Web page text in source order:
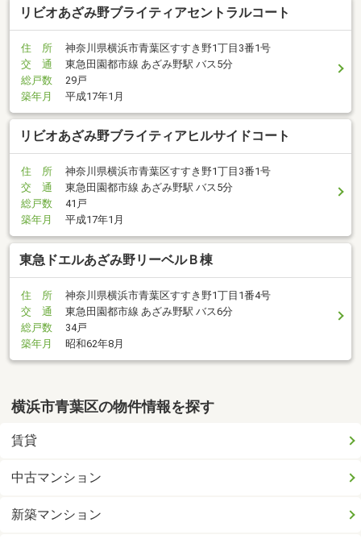
リビオあざみ野ブライティアセントラルコート
住 所
神奈川県横浜市青葉区すすき野1丁目3番1号
交 通
東急田園都市線 あざみ野駅 バス5分
総戸数
29戸
築年月
平成17年1月
リビオあざみ野ブライティアヒルサイドコート
住 所
神奈川県横浜市青葉区すすき野1丁目3番1号
交 通
東急田園都市線 あざみ野駅 バス5分
総戸数
41戸
築年月
平成17年1月
東急ドエルあざみ野リーベルＢ棟
住 所
神奈川県横浜市青葉区すすき野1丁目1番4号
交 通
東急田園都市線 あざみ野駅 バス6分
総戸数
34戸
築年月
昭和62年8月
横浜市青葉区の物件情報を探す
賃貸
中古マンション
新築マンション